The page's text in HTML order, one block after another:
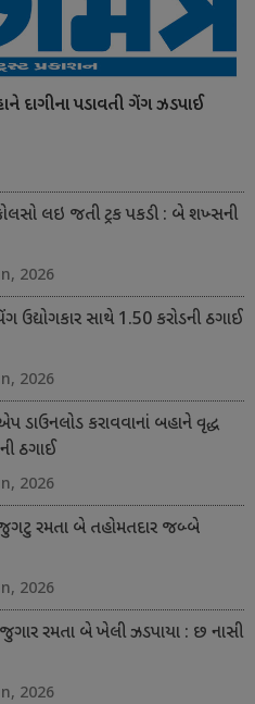
દાગીના પડાવતી ગેંગ ઝડપાઈ
લઇ જતી ટ્રક પકડી : બે શખ્સની
2026
ઉદ્યોગકાર સાથે 1.50 કરોડની ઠગાઈ
2026
કરાવવાનાં બહાને વૃદ્ધ
ઠગાઈ
2026
જુગટુ રમતા બે તહોમતદાર જબ્બે
2026
જુગાર રમતા બે ખેલી ઝડપાયા : છ નાસી
2026